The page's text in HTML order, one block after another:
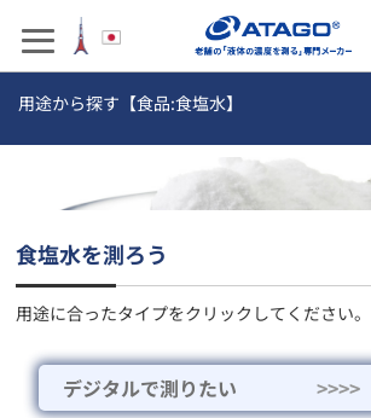
用途から探す【食品:食塩水】
食塩水を測ろう
用途に合ったタイプをクリックしてください。
デジタルで測りたい >>>>